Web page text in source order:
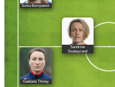
Sonia Bompastor
Sandrine
Soubeyrand
Gaëtane Thiney